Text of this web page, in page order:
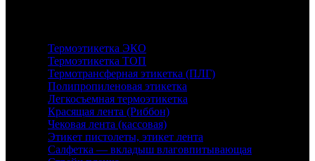
Термоэтикетка ЭКО
Термоэтикетка ТОП
Термотрансферная этикетка (ПЛГ)
Полипропиленовая этикетка
Легкосъемная термоэтикетка
Красящая лента (Риббон)
Чековая лента (кассовая)
Этикет пистолеты, этикет лента
Салфетка — вкладыш влаговпитывающая